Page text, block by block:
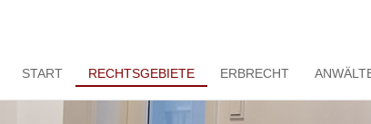
START RECHTSGEBIETE ERBRECHT